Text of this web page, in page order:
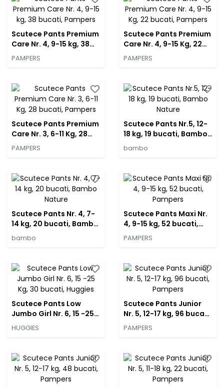
Scutece Pants Premium
Care Nr. 4, 9-15 kg, 38
bucati, Pampers
PAMPERS
Scutece Pants Premium
Care Nr. 4, 9-15 Kg, 22
bucati, Pampers
PAMPERS
Scutece Pants Premium
Care Nr. 3, 6-11 Kg, 28
bucati, Pampers
PAMPERS
Scutece Pants Nr.5, 12-
18 kg, 19 bucati, Bambo
Nature
bambo
Scutece Pants Nr. 4, 7-
14 kg, 20 bucati, Bambo
Nature
bambo
Scutece Pants Maxi Nr.
4, 9-15 kg, 52 bucati,
Pampers
PAMPERS
Scutece Pants Low
Jumbo Girl Nr. 6, 15 -25
Kg, 30 bucati, Huggies
HUGGIES
Scutece Pants Junior
Nr. 5, 12-17 kg, 96 bucati,
Pampers
PAMPERS